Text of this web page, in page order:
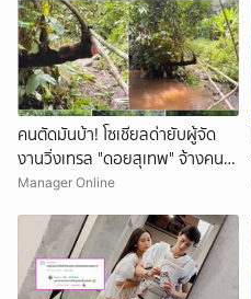
คนตัดมันบ้า! โซเชียลด่ายับผู้จัด
งานวิ่งเทรล "ดอยสุเทพ" จ้างคน
ตัดต้นไม้ปรับเส้นทางในเขตอุทยา
Manager Online